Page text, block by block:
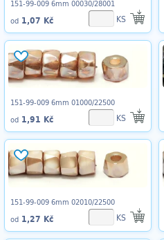
151-99-009 6mm 00030/28001
od 1,07 Kč KS
151-99-009 6mm 01000/22500
od 1,91 Kč KS
151-99-009 6mm 02010/22500
od 1,27 Kč KS